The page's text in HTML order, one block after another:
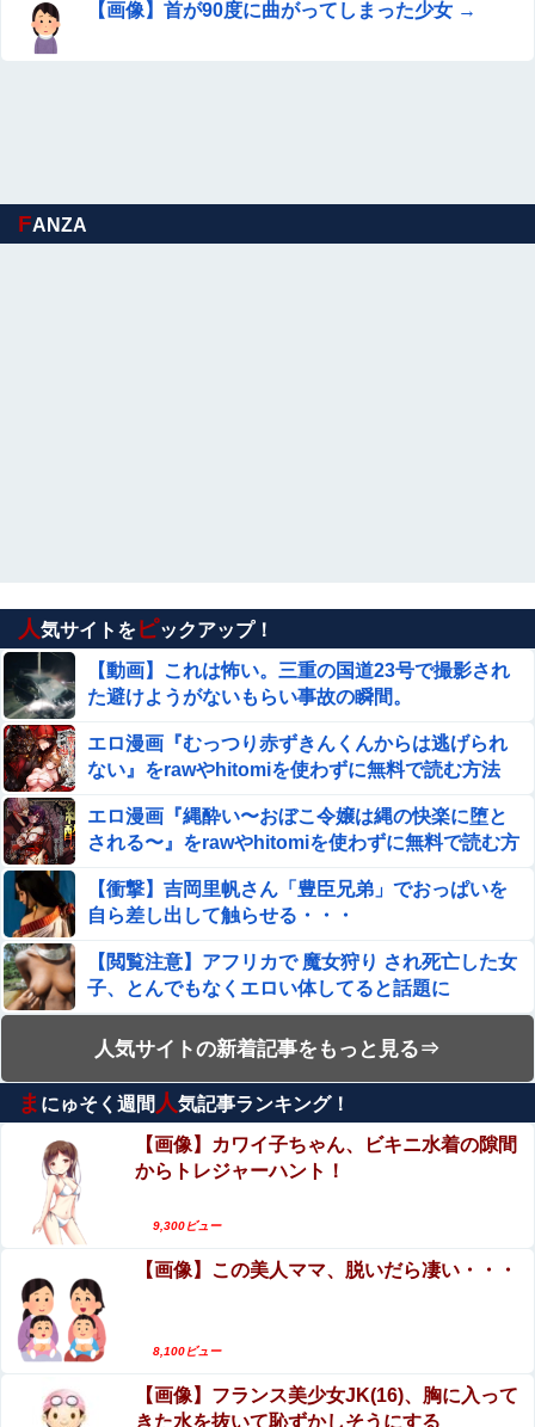
【画像】首が90度に曲がってしまった少女 →
FANZA
人気サイトをピックアップ！
【動画】これは怖い。三重の国道23号で撮影され
た避けようがないもらい事故の瞬間。
エロ漫画『むっつり赤ずきんくんからは逃げられ
ない』をrawやhitomiを使わずに無料で読む方法
エロ漫画『縄酔い〜おぼこ令嬢は縄の快楽に堕と
される〜』をrawやhitomiを使わずに無料で読む方
【衝撃】吉岡里帆さん「豊臣兄弟」でおっぱいを
自ら差し出して触らせる・・・
【閲覧注意】アフリカで 魔女狩り され死亡した女
子、とんでもなくエロい体してると話題に
【閲覧注意】やべぇレ●プ動画、発見される…（※
無修正注意）
【動画】バイクの少年を無理やり止めるパトカー
が怖いｗｗｗｗ
【動画】世界一過酷なオフロードレースのコース
催！遂に明日10時まで！まだ間に合う注目作品は
こちら！！！
仕事中の美女ホテル清掃員にチ●ポしごかれて射精
させてもらった男の動画、羨ましすぎるｗｗｗ
エロ漫画『黒髪女子をとにかく愛でたい』をraw
人気サイトの新着記事をもっと見る⇒
ま にゅそく週間 人気記事ランキング！
【画像】カワイ子ちゃん、ビキニ水着の隙間
からトレジャーハント！
9,300ビュー
【画像】この美人ママ、脱いだら凄い・・・
8,100ビュー
【画像】フランス美少女JK(16)、胸に入って
きた水を抜いて恥ずかしそうにする